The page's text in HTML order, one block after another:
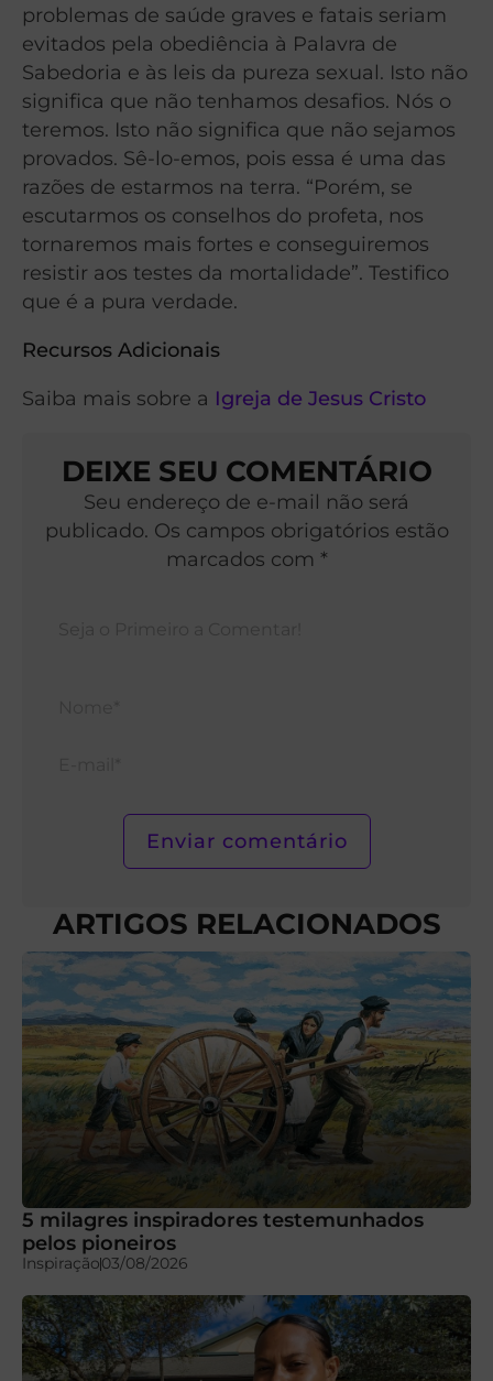
problemas de saúde graves e fatais seriam
evitados pela obediência à Palavra de
Sabedoria e às leis da pureza sexual. Isto não
significa que não tenhamos desafios. Nós o
teremos. Isto não significa que não sejamos
provados. Sê-lo-emos, pois essa é uma das
razões de estarmos na terra. “Porém, se
escutarmos os conselhos do profeta, nos
tornaremos mais fortes e conseguiremos
resistir aos testes da mortalidade”. Testifico
que é a pura verdade.
Recursos Adicionais
Saiba mais sobre a Igreja de Jesus Cristo
DEIXE SEU COMENTÁRIO
Seu endereço de e-mail não será
publicado. Os campos obrigatórios estão
marcados com *
ARTIGOS RELACIONADOS
5 milagres inspiradores testemunhados
pelos pioneiros
Inspiração03/08/2026